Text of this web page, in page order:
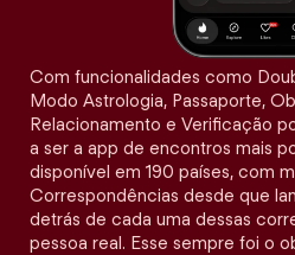
Com funcionalidades como
Modo Astrologia, Passaporte,
Relacionamento e Verificação
a ser a app de encontros mais
disponível em 190 países, com
Correspondências desde que
detrás de cada uma dessas
pessoa real. Esse sempre foi o